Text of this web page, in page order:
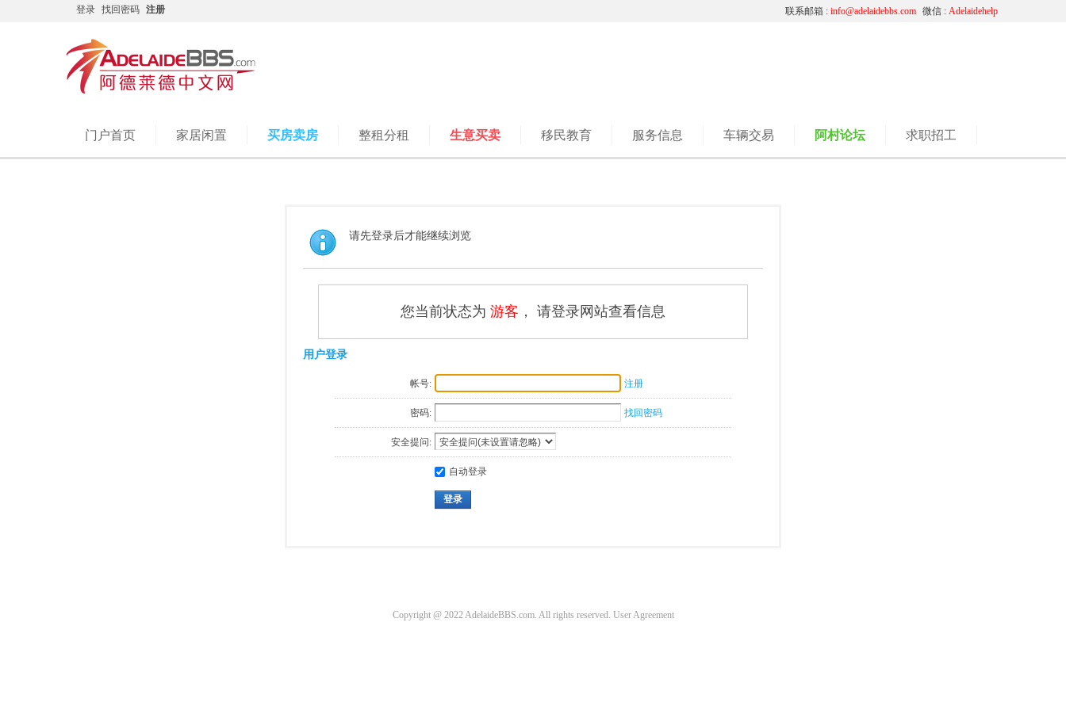
登录 找回密码 注册 微信 : Adelaidehelp
联系邮箱 : info@adelaidebbs.com
门户首页 家居闲置 买房卖房 整租分租 生意买卖 移民教育 服务信息 车辆交易 阿村论坛 求职招工
请先登录后才能继续浏览
您当前状态为 游客 ， 请登录网站查看信息
用户登录
帐号: 注册
密码: 找回密码
安全提问:
自动登录
登录
Copyright @ 2022 AdelaideBBS.com. All rights reserved. User Agreement